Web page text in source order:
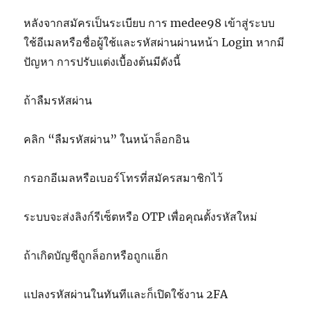
หลังจากสมัครเป็นระเบียบ การ medee98 เข้าสู่ระบบ
ใช้อีเมลหรือชื่อผู้ใช้และรหัสผ่านผ่านหน้า Login หากมี
ปัญหา การปรับแต่งเบื้องต้นมีดังนี้
ถ้าลืมรหัสผ่าน
คลิก “ลืมรหัสผ่าน” ในหน้าล็อกอิน
กรอกอีเมลหรือเบอร์โทรที่สมัครสมาชิกไว้
ระบบจะส่งลิงก์รีเซ็ตหรือ OTP เพื่อคุณตั้งรหัสใหม่
ถ้าเกิดบัญชีถูกล็อกหรือถูกแฮ็ก
แปลงรหัสผ่านในทันทีและก็เปิดใช้งาน 2FA